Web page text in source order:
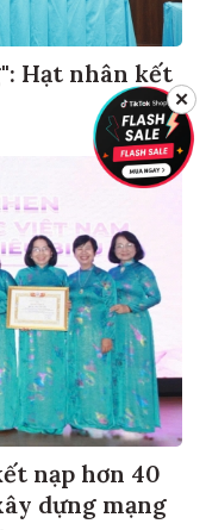
Hạt nhân kết
nạp hơn 40
dựng mạng
✕